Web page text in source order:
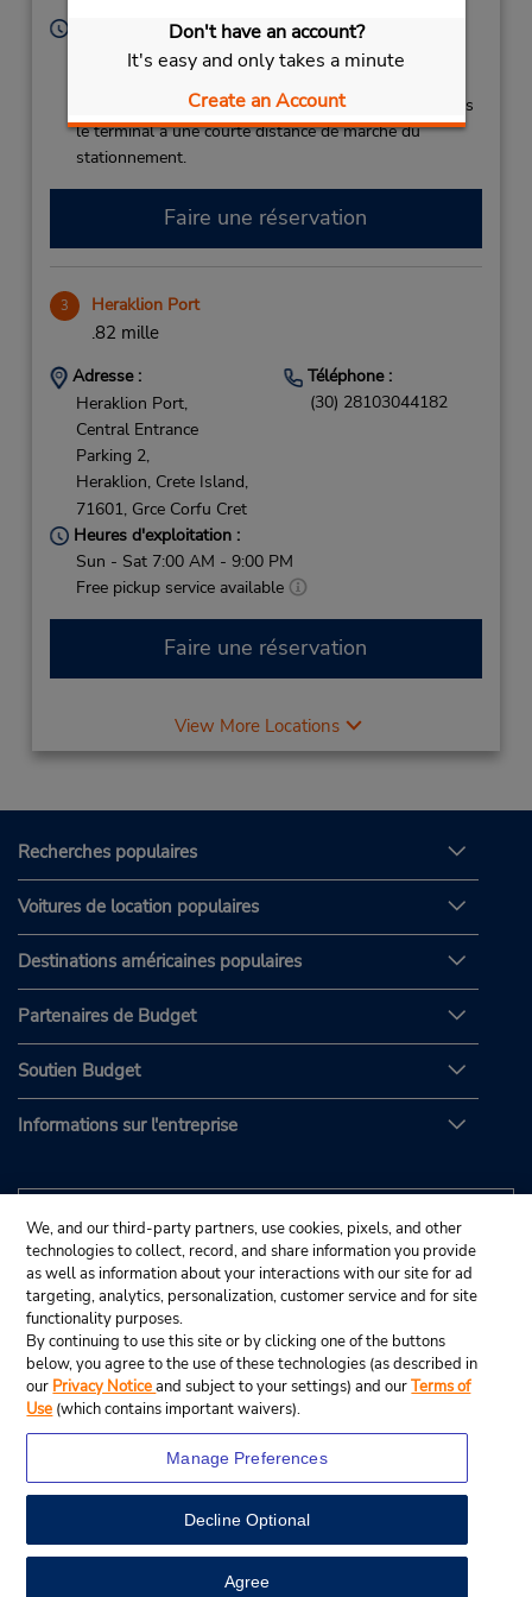
Don't have an account?
It's easy and only takes a minute
Create an Account
View Map
Heures d'exploitation :
Sun - Sat 7:00 AM - 11:00 PM
Si vous arrivez, le comptoir de location se trouve dans
le terminal à une courte distance de marche du
stationnement.
Faire une réservation
3 Heraklion Port
.82 mille
Adresse :
Heraklion Port,
Central Entrance
Parking 2,
Heraklion, Crete Island,
71601, Grce Corfu Cret
Téléphone :
(30) 28103044182
Heures d'exploitation :
Sun - Sat 7:00 AM - 9:00 PM
Free pickup service available
Faire une réservation
View More Locations
Recherches populaires
Voitures de location populaires
Destinations américaines populaires
Partenaires de Budget
Soutien Budget
Informations sur l'entreprise
© Budget Rent A Car System, Inc., 2025.
We, and our third-party partners, use cookies, pixels, and other
technologies to collect, record, and share information you provide
as well as information about your interactions with our site for ad
targeting, analytics, personalization, customer service and for site
functionality purposes.
By continuing to use this site or by clicking one of the buttons
below, you agree to the use of these technologies (as described in
our Privacy Noticeand subject to your settings) and ourTerms of
Use (which contains important waivers).
Manage Preferences
Decline Optional
Agree